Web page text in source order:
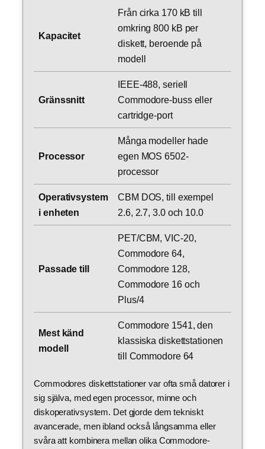
Kapacitet
Från cirka 170 kB till
omkring 800 kB per
diskett, beroende på
modell
Gränssnitt
IEEE-488, seriell
Commodore-buss eller
cartridge-port
Processor
Många modeller hade
egen MOS 6502-
processor
Operativsystem
i enheten
CBM DOS, till exempel
2.6, 2.7, 3.0 och 10.0
Passade till
PET/CBM, VIC-20,
Commodore 64,
Commodore 128,
Commodore 16 och
Plus/4
Mest känd
modell
Commodore 1541, den
klassiska diskettstationen
till Commodore 64
Commodores diskettstationer var ofta små datorer i
sig själva, med egen processor, minne och
diskoperativsystem. Det gjorde dem tekniskt
avancerade, men ibland också långsamma eller
svåra att kombinera mellan olika Commodore-